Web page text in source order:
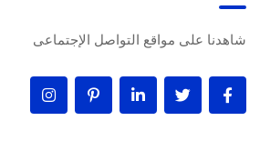
شاهدنا على مواقع التواصل الإجتماعى